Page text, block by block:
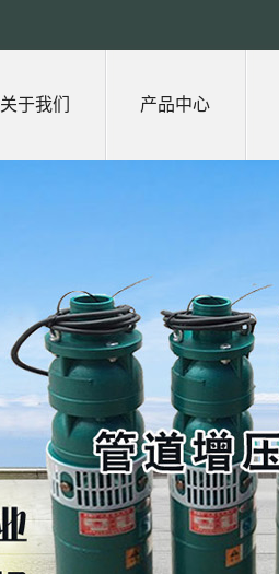
关于我们 产品中心